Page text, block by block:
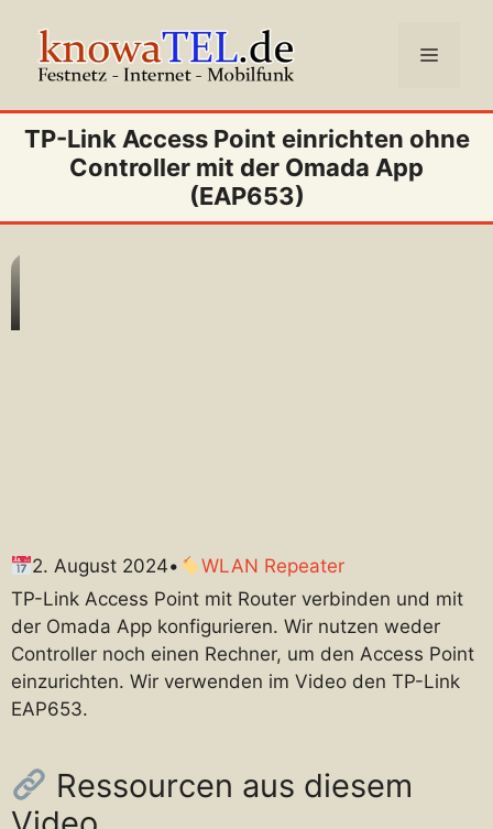
Inhalt
springen
Menü
TP-Link Access Point einrichten ohne
Controller mit der Omada App
(EAP653)
2. August 2024•
WLAN Repeater
TP-Link Access Point mit Router verbinden und mit
der Omada App konfigurieren. Wir nutzen weder
Controller noch einen Rechner, um den Access Point
einzurichten. Wir verwenden im Video den TP-Link
EAP653.
Ressourcen aus diesem